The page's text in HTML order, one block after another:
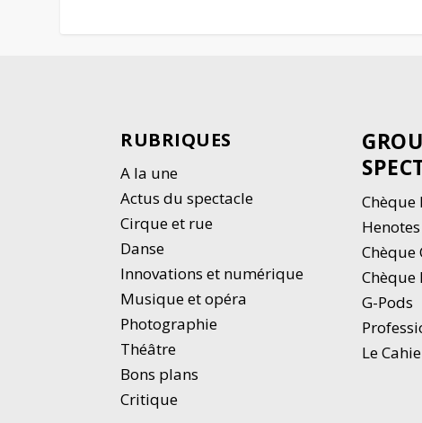
RUBRIQUES
A la une
Actus du spectacle
Cirque et rue
Danse
Innovations et numérique
Musique et opéra
Photographie
Théâtre
Bons plans
Critique
Henotes
Chèque
Chèque
G-Pods
Le